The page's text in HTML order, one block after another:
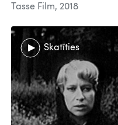
Tasse Film, 2018
Skatīties